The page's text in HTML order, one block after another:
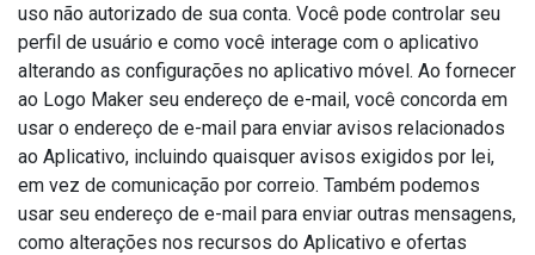
uso não autorizado de sua conta. Você pode controlar seu
perfil de usuário e como você interage com o aplicativo
alterando as configurações no aplicativo móvel. Ao fornecer
ao Logo Maker seu endereço de e-mail, você concorda em
usar o endereço de e-mail para enviar avisos relacionados
ao Aplicativo, incluindo quaisquer avisos exigidos por lei,
em vez de comunicação por correio. Também podemos
usar seu endereço de e-mail para enviar outras mensagens,
como alterações nos recursos do Aplicativo e ofertas